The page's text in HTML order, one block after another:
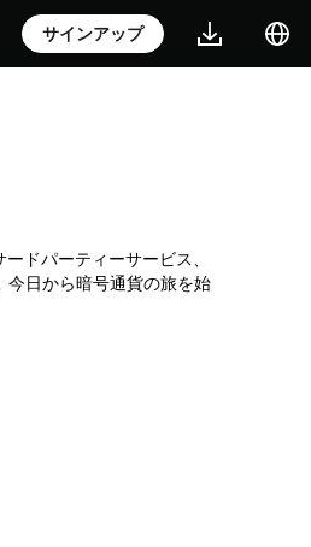
サインアップ
ドパーティーサービス、
今日から暗号通貨の旅を始